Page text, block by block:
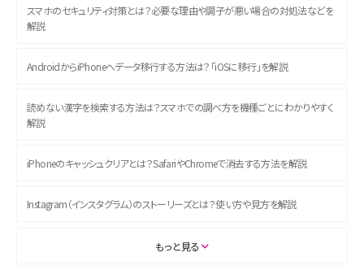
スマホのセキュリティ対策とは？必要な理由や調子が悪い場合の対処法などを
解説
AndroidからiPhoneへデータ移行する方法は？「iOSに移行」を解説
読めない漢字を検索する方法は？スマホでの調べ方を機種ごとにわかりやすく
解説
iPhoneのキャッシュクリアとは？SafariやChromeで消去する方法を解説
Instagram（インスタグラム）のストーリーズとは？使い方や見方を解説
ASMRとは？初心者向けの代表ジャンルや楽しみ方を解説
もっと見る